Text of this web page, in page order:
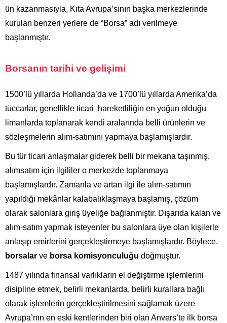
ün kazanmasıyla, Kıta Avrupa’sının başka merkezlerinde
kurulan benzeri yerlere de “Borsa” adı verilmeye
başlanmıştır.
Borsanın tarihi ve gelişimi
1500’lü yıllarda Hollanda’da ve 1700’lü yıllarda Amerika’da
tüccarlar, genellikle ticari hareketliliğin en yoğun olduğu
limanlarda toplanarak kendi aralarında belli ürünlerin ve
sözleşmelerin alım-satımını yapmaya başlamışlardır.
Bu tür ticari anlaşmalar giderek belli bir mekana taşınmış,
alımsatım için ilgililer o merkezde toplanmaya
başlamışlardır. Zamanla ve artan ilgi ile alım-satımın
yapıldığı mekânlar kalabalıklaşmaya başlamış, çözüm
olarak salonlara giriş üyeliğe bağlanmıştır. Dışarıda kalan ve
alım-satım yapmak isteyenler bu salonlara üye olan kişilerle
anlaşıp emirlerini gerçekleştirmeye başlamışlardır. Böylece,
borsalar ve borsa komisyonculuğu doğmuştur.
1487 yılında finansal varlıkların el değiştirme işlemlerini
disipline etmek, belirli mekanlarda, belirli kurallara bağlı
olarak işlemlerin gerçekleştirilmesini sağlamak üzere
Avrupa’nın en eski kentlerinden biri olan Anvers’te ilk borsa